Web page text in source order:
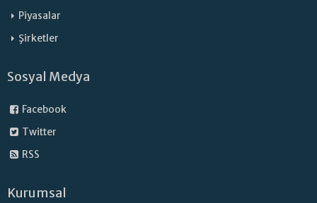
Piyasalar
Şirketler
Sosyal Medya
Facebook
Twitter
RSS
Kurumsal